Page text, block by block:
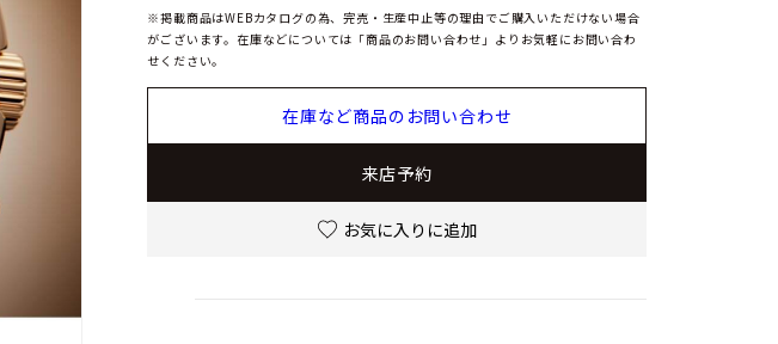
※掲載商品はWEBカタログの為、完売・生産中止等の理由でご購入いただけない場合
がございます。在庫などについては「商品のお問い合わせ」よりお気軽にお問い合わ
せください。
在庫など商品のお問い合わせ
来店予約
お気に入りに追加